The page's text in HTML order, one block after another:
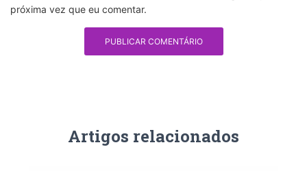
próxima vez que eu comentar.
Artigos relacionados